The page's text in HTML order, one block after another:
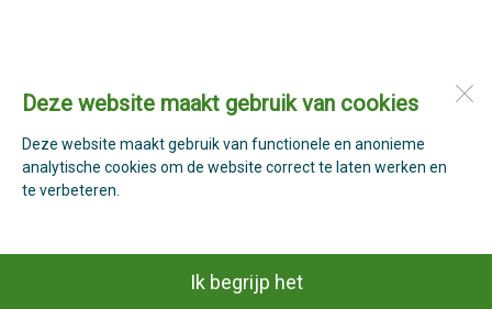
Deze website maakt gebruik van cookies
Deze website maakt gebruik van functionele en anonieme
analytische cookies om de website correct te laten werken en
te verbeteren.
Ik begrijp het